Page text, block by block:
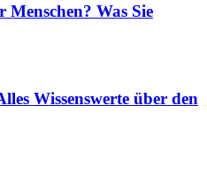
Was Sie
Wissenswerte über den